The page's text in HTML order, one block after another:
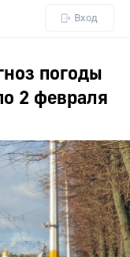
Вход
погоды
2 февраля